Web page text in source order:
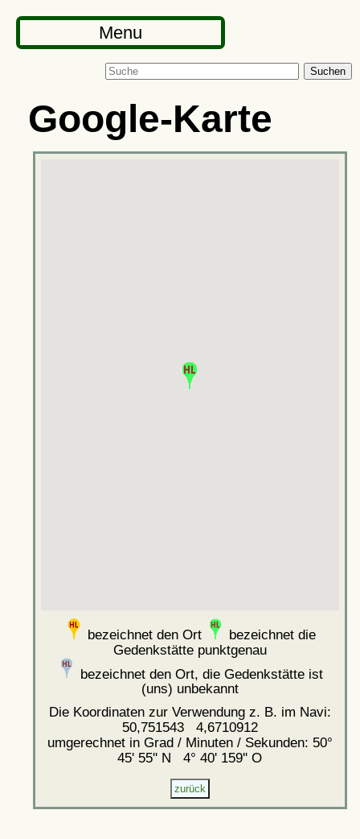
Menu
Suchen
Google-Karte
bezeichnet den Ort
bezeichnet die
Gedenkstätte punktgenau
bezeichnet den Ort, die Gedenkstätte ist
(uns) unbekannt
Die Koordinaten zur Verwendung z. B. im Navi:
50,751543 4,6710912
umgerechnet in Grad / Minuten / Sekunden: 50°
45' 55'' N 4° 40' 159'' O